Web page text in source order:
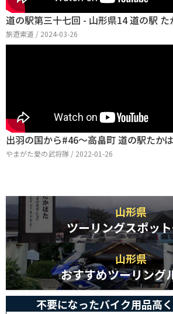
道の駅第三十七回 - 山形県14 道の駅
旅遊索道 / 2024-03-26
出羽の国から#46〜高畠町 道の駅たか
やまがた愛の武将隊 / 2022-01-26
山形県
ツーリングスポッ
山形県
おすすめツーリング
不要になったバイク用品高